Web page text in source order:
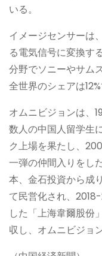
いる。
イメージセンサーは
る電気信号に変換す
分野でソニーやサム
全世界のシェアは12%
オムニビジョンは、
数人の中国人留学生
ク上場を果たし、
一弾の仲間入りをし
本、金石投資から成
て民営化され、
した「上海韋爾股份
収し、オムニビジョ